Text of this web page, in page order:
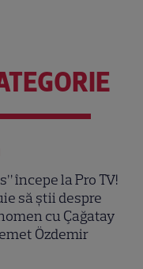
începe la Pro TV!
să știi despre
cu Çağatay
Özdemir